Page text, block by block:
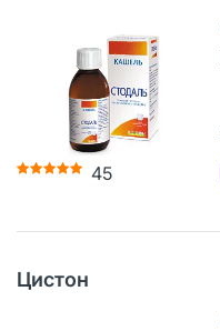
45
Цистон